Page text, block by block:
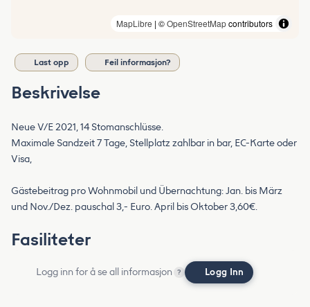
MapLibre | ©OpenStreetMapcontributors
Last opp Feil informasjon?
Beskrivelse
Neue V/E 2021, 14 Stomanschlüsse.
Maximale Sandzeit 7 Tage, Stellplatz zahlbar in bar, EC-Karte oder
Visa,
Gästebeitrag pro Wohnmobil und Übernachtung: Jan. bis März
und Nov./Dez. pauschal 3,- Euro. April bis Oktober 3,60€.
Fasiliteter
Logg inn for å se all informasjon ? Logg Inn